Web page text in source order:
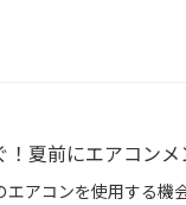
夏前にエアコン